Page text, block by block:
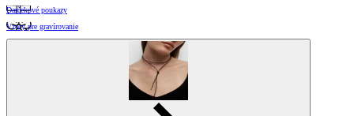
Darčekové poukazy
Vzory pre gravírovanie